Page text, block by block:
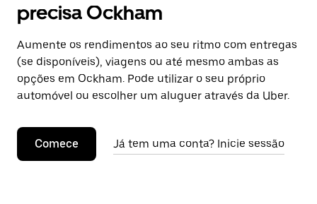
precisa Ockham
Aumente os rendimentos ao seu ritmo com entregas
(se disponíveis), viagens ou até mesmo ambas as
opções em Ockham. Pode utilizar o seu próprio
automóvel ou escolher um aluguer através da Uber.
Comece Já tem uma conta? Inicie sessão